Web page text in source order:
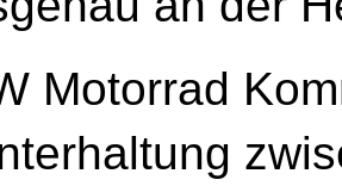
Motorrad